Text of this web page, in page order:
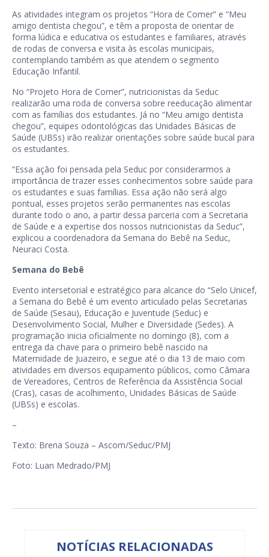
As atividades integram os projetos “Hora de Comer” e “Meu
amigo dentista chegou”, e têm a proposta de orientar de
forma lúdica e educativa os estudantes e familiares, através
de rodas de conversa e visita às escolas municipais,
contemplando também as que atendem o segmento
Educação Infantil.
No “Projeto Hora de Comer”, nutricionistas da Seduc
realizarão uma roda de conversa sobre reeducação alimentar
com as famílias dos estudantes. Já no “Meu amigo dentista
chegou”, equipes odontológicas das Unidades Básicas de
Saúde (UBSs) irão realizar orientações sobre saúde bucal para
os estudantes.
“Essa ação foi pensada pela Seduc por considerarmos a
importância de trazer esses conhecimentos sobre saúde para
os estudantes e suas famílias. Essa ação não será algo
pontual, esses projetos serão permanentes nas escolas
durante todo o ano, a partir dessa parceria com a Secretaria
de Saúde e a expertise dos nossos nutricionistas da Seduc”,
explicou a coordenadora da Semana do Bebê na Seduc,
Neuraci Costa.
Semana do Bebê
Evento intersetorial e estratégico para alcance do “Selo Unicef,
a Semana do Bebê é um evento articulado pelas Secretarias
de Saúde (Sesau), Educação e Juventude (Seduc) e
Desenvolvimento Social, Mulher e Diversidade (Sedes). A
programação inicia oficialmente no domingo (8), com a
entrega da chave para o primeiro bebê nascido na
Maternidade de Juazeiro, e segue até o dia 13 de maio com
atividades em diversos equipamento públicos, como Câmara
de Vereadores, Centros de Referência da Assistência Social
(Cras), casas de acolhimento, Unidades Básicas de Saúde
(UBSs) e escolas.
–
Texto: Brena Souza – Ascom/Seduc/PMJ
Foto: Luan Medrado/PMJ
NOTÍCIAS RELACIONADAS